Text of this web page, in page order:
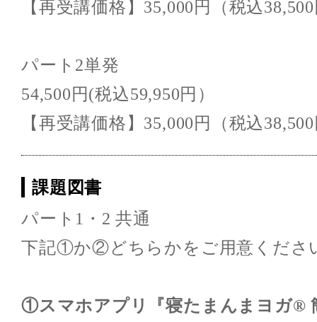
【再受講価格】35,000円（税込
パート2単発
54,500円(税込59,950円）
【再受講価格】35,000円（税込
課題図書
パート1・2 共通
下記①か②どちらかをご用意くださ
①スマホアプリ『寝たまんまヨガ®